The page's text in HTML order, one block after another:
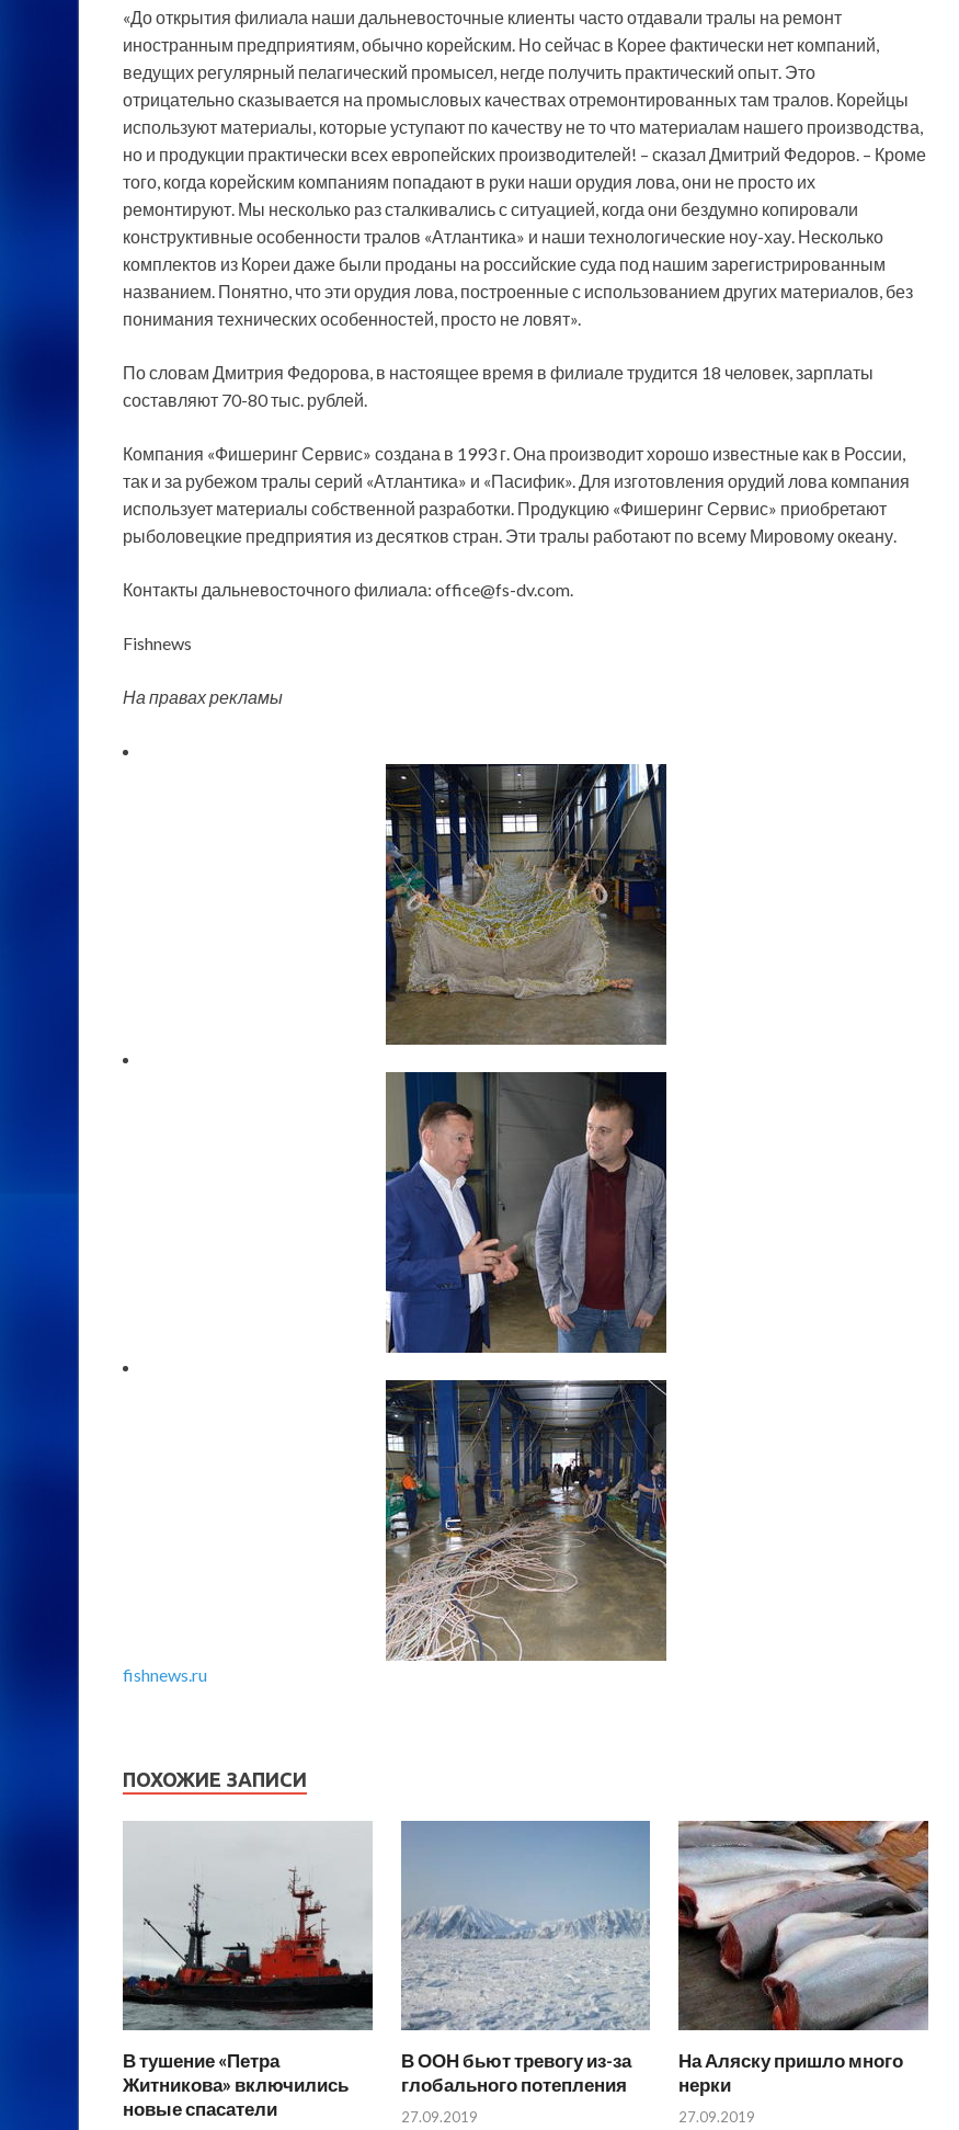
«До открытия филиала наши дальневосточные клиенты часто отдавали тралы на ремонт
иностранным предприятиям, обычно корейским. Но сейчас в Корее фактически нет компаний,
ведущих регулярный пелагический промысел, негде получить практический опыт. Это
отрицательно сказывается на промысловых качествах отремонтированных там тралов. Корейцы
используют материалы, которые уступают по качеству не то что материалам нашего производства,
но и продукции практически всех европейских производителей! – сказал Дмитрий Федоров. – Кроме
того, когда корейским компаниям попадают в руки наши орудия лова, они не просто их
ремонтируют. Мы несколько раз сталкивались с ситуацией, когда они бездумно копировали
конструктивные особенности тралов «Атлантика» и наши технологические ноу-хау. Несколько
комплектов из Кореи даже были проданы на российские суда под нашим зарегистрированным
названием. Понятно, что эти орудия лова, построенные с использованием других материалов, без
понимания технических особенностей, просто не ловят».
По словам Дмитрия Федорова, в настоящее время в филиале трудится 18 человек, зарплаты
составляют 70-80 тыс. рублей.
Компания «Фишеринг Сервис» создана в 1993 г. Она производит хорошо известные как в России,
так и за рубежом тралы серий «Атлантика» и «Пасифик». Для изготовления орудий лова компания
использует материалы собственной разработки. Продукцию «Фишеринг Сервис» приобретают
рыболовецкие предприятия из десятков стран. Эти тралы работают по всему Мировому океану.
Контакты дальневосточного филиала: office@fs-dv.com.
Fishnews
На правах рекламы
fishnews.ru
ПОХОЖИЕ ЗАПИСИ
В тушение «Петра
Житникова» включились
новые спасатели
В ООН бьют тревогу из-за
глобального потепления
27.09.2019
На Аляску пришло много
нерки
27.09.2019